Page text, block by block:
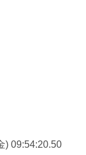
) 09:54:20.50